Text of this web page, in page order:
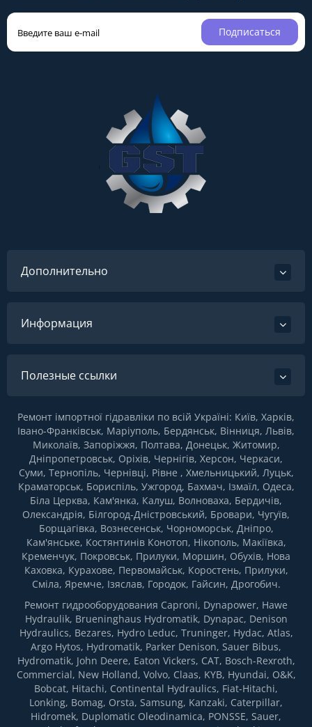
Подписаться
Дополнительно
Информация
Полезные ссылки
Ремонт імпортної гідравліки по всій Україні: Київ, Харків,
Івано-Франківськ, Маріуполь, Бердянськ, Вінниця, Львів,
Миколаїв, Запоріжжя, Полтава, Донецьк, Житомир,
Дніпропетровськ, Оріхів, Чернігів, Херсон, Черкаси,
Суми, Тернопіль, Чернівці, Рівне , Хмельницький, Луцьк,
Краматорськ, Бориспіль, Ужгород, Бахмач, Ізмаїл, Одеса,
Біла Церква, Кам'янка, Калуш, Волноваха, Бердичів,
Олександрія, Білгород-Дністровський, Бровари, Чугуїв,
Борщагівка, Вознесенськ, Чорноморськ, Дніпро,
Кам'янське, Костянтинів Конотоп, Нікополь, Макіївка,
Кременчук, Покровськ, Прилуки, Моршин, Обухів, Нова
Каховка, Курахове, Первомайськ, Коростень, Прилуки,
Сміла, Яремче, Ізяслав, Городок, Гайсин, Дрогобич.
Ремонт гидрооборудования Caproni, Dynapower, Hawe
Hydraulik, Brueninghaus Hydromatik, Dynapac, Denison
Hydraulics, Bezares, Hydro Leduc, Truninger, Hydac, Atlas,
Argo Hytos, Hydromatik, Parker Denison, Sauer Bibus,
Hydromatik, John Deere, Eaton Vickers, CAT, Bosch-Rexroth,
Commercial, New Holland, Volvo, Claas, KYB, Hyundai, O&K,
Bobcat, Hitachi, Continental Hydraulics, Fiat-Hitachi,
Lonking, Bomag, Orsta, Samsung, Kanzaki, Caterpillar,
Hidromek, Duplomatic Oleodinamica, PONSSE, Sauer,